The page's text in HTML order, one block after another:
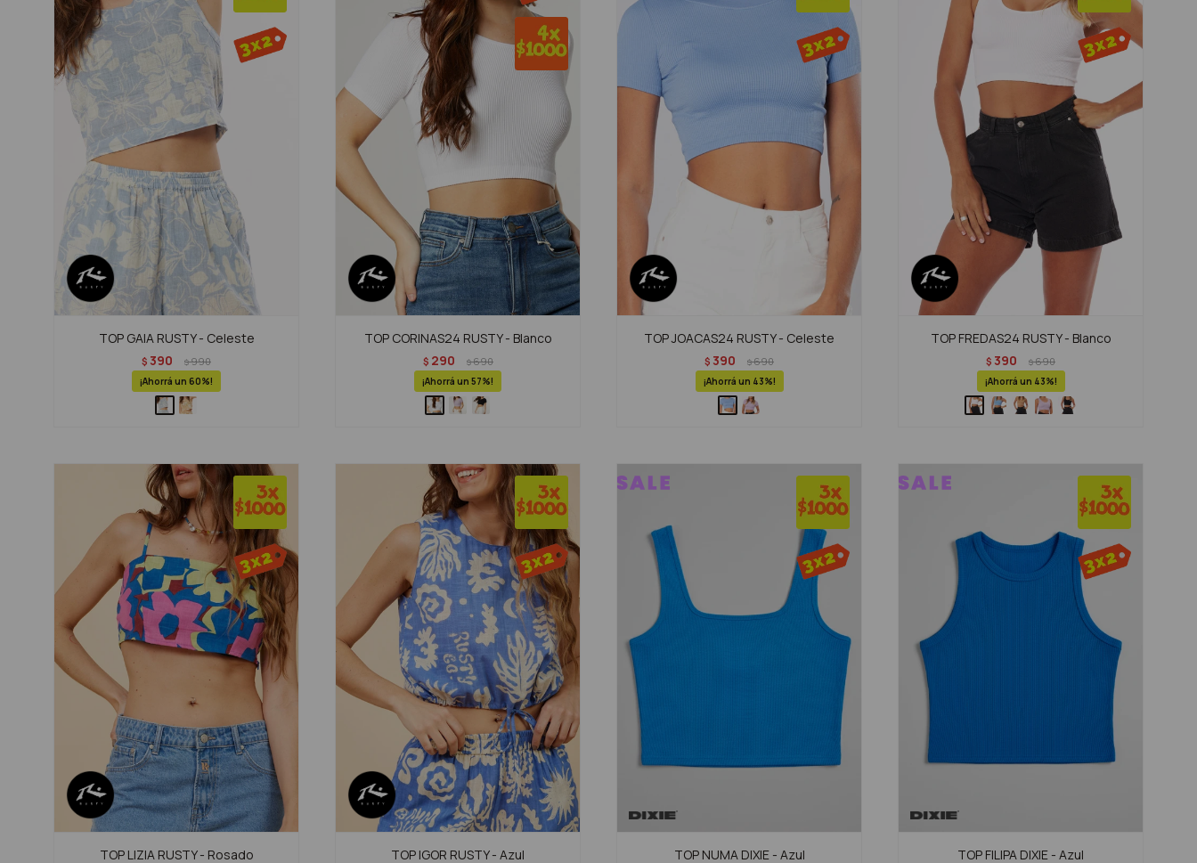
TOP GAIA RUSTY - Celeste
$ 390 $990
60
TOP CORINAS24 RUSTY - Blanco
$ 290 $690
57
TOP JOACAS24 RUSTY - Celeste
$ 390 $690
43
TOP FREDAS24 RUSTY - Blanco
$ 390 $690
43
TOP LIZIA RUSTY - Rosado TOP IGOR RUSTY - Azul TOP NUMA DIXIE - Azul TOP FILIPA DIXIE - Azul